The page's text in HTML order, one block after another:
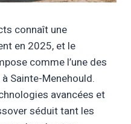
connaît une
en 2025, et le
comme l’une des
Sainte-Menehould.
avancées et
séduit tant les